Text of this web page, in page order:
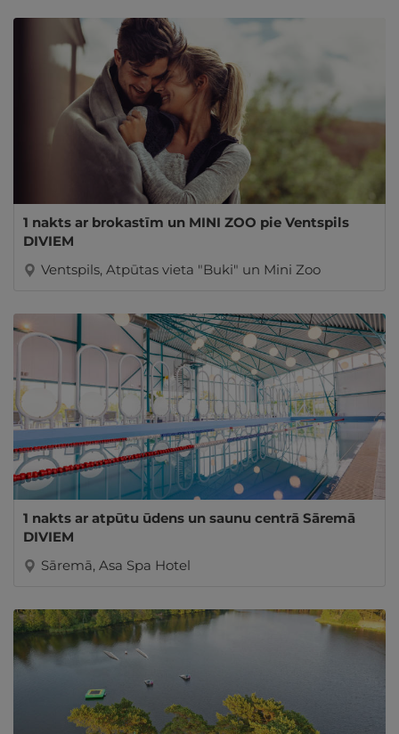
1 nakts ar brokastīm un MINI ZOO pie Ventspils
DIVIEM
Ventspils, Atpūtas vieta "Buki" un Mini Zoo
1 nakts ar atpūtu ūdens un saunu centrā Sāremā
DIVIEM
Sāremā, Asa Spa Hotel